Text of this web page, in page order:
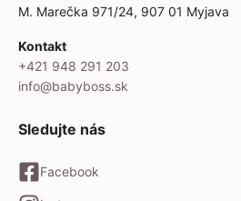
M. Marečka 971/24, 907 01 Myjava
Kontakt
+421 948 291 203
info@babyboss.sk
Sledujte nás
Facebook